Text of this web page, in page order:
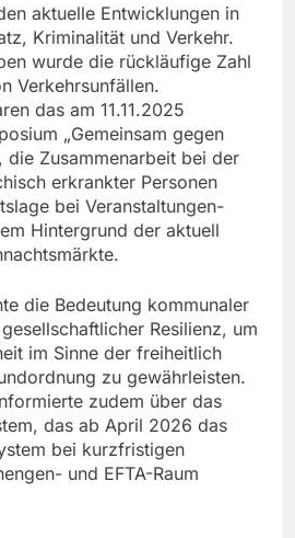
aktuelle Entwicklungen in
Kriminalität und Verkehr.
wurde die rückläufige Zahl
Verkehrsunfällen.
das am 11.11.2025
„Gemeinsam gegen
die Zusammenarbeit bei der
erkrankter Personen
bei Veranstaltungen-
Hintergrund der aktuell
die Bedeutung kommunaler
Resilienz, um
im Sinne der freiheitlich
zu gewährleisten.
zudem über das
das ab April 2026 das
bei kurzfristigen
und EFTA-Raum